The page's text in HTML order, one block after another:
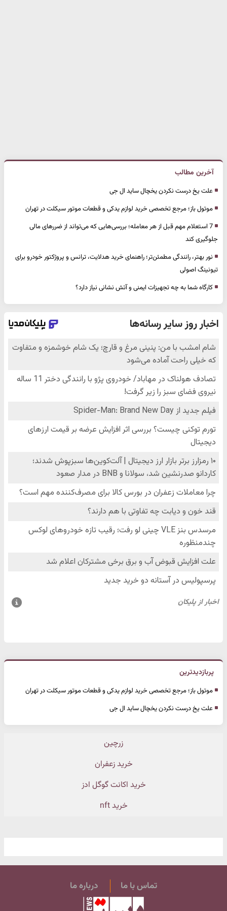
آخرین مطالب
علت یخ درست نکردن یخچال ساید ال جی
موتول باز؛ مرجع تخصصی خرید لوازم یدکی و قطعات موتور سیکلت در تهران
7 استعلام مهم قبل از هر معامله؛ بررسی‌هایی که می‌تواند از ضررهای مالی
جلوگیری کند
نور بهتر، رانندگی مطمئن‌تر؛ راهنمای خرید هدلایت، ترانس و پروژکتور خودرو برای
تیونینگ اصولی
کارگاه شما به چه تجهیزات ایمنی و آتش نشانی نیاز دارد؟
پربازدیدترین
موتول باز؛ مرجع تخصصی خرید لوازم یدکی و قطعات موتور سیکلت در تهران
علت یخ درست نکردن یخچال ساید ال جی
زرچین
خرید زعفران
خرید اکانت گوگل ادز
خرید nft
تماس با ما درباره ما